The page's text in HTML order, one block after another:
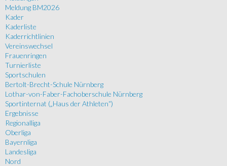
Meldung BM2026
Kader
Kaderliste
Kaderrichtlinien
Vereinswechsel
Frauenringen
Turnierliste
Sportschulen
Bertolt-Brecht-Schule Nürnberg
Lothar-von-Faber-Fachoberschule Nürnberg
Sportinternat („Haus der Athleten“)
Ergebnisse
Regionalliga
Oberliga
Bayernliga
Landesliga
Nord